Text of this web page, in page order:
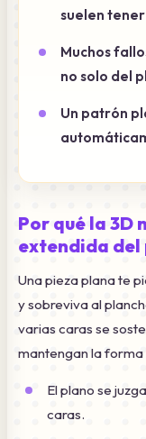
suelen
Muchos
no solo del
Un patrón
Por qué la 3D
extendida del
Una pieza plana te
y sobreviva al
varias caras se
mantengan la
El plano se
caras.